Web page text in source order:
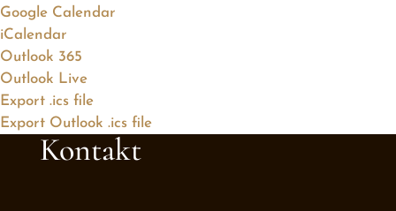
Google Calendar
iCalendar
Outlook 365
Outlook Live
Export .ics file
Export Outlook .ics file
Kontakt